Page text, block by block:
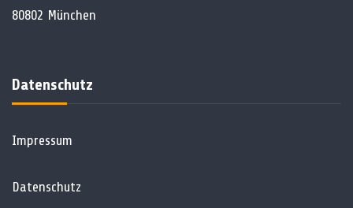
80802 München
Datenschutz
Impressum
Datenschutz